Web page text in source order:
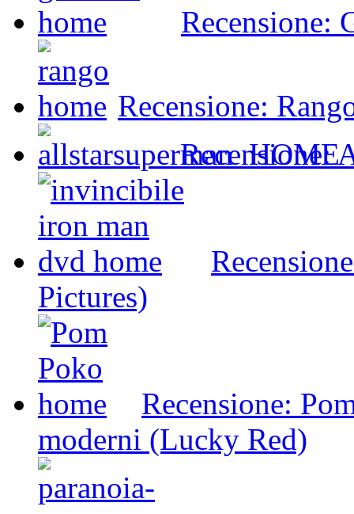
Recensione:
Recensione:
Recensione:
Pictures)
Recensione:
moderni (Lucky Red)